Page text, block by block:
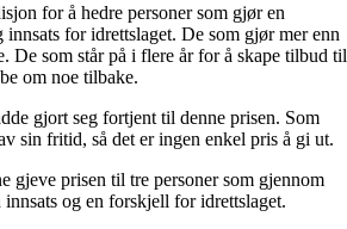
for å hedre personer som gjør en
for idrettslaget. De som gjør mer enn
De som står på i flere år for å skape tilbud til
om noe tilbake.
gjort seg fortjent til denne prisen. Som
sin fritid, så det er ingen enkel pris å gi ut.
gjeve prisen til tre personer som gjennom
innsats og en forskjell for idrettslaget.